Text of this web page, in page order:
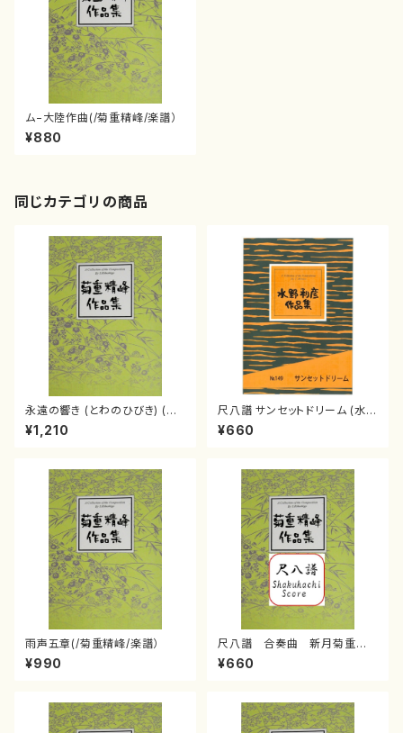
ム−大陸作曲(/菊重精峰/楽譜）
¥880
同じカテゴリの商品
永遠の響き (とわのひびき) (菊
重精峰/楽譜）
¥1,210
尺八譜 サンセットドリーム (水野
利彦/楽譜）
¥660
雨声五章(/菊重精峰/楽譜）
¥990
尺八譜 合奏曲 新月菊重精
峰/菊重精峰/楽譜）
¥660